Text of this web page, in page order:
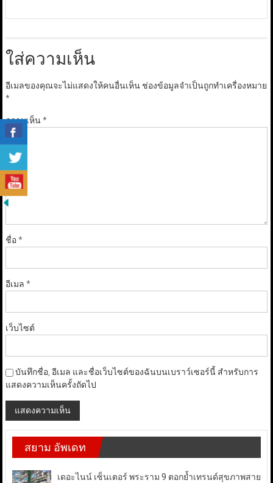
ใส่ความเห็น
อีเมลของคุณจะไม่แสดงให้คนอื่นเห็น ช่องข้อมูลจำเป็นถูกทำเครื่องหมาย
*
ความเห็น*
ชื่อ*
อีเมล *
เว็บไซต์
บันทึกชื่อ, อีเมล และชื่อเว็บไซต์ของฉันบนเบราว์เซอร์นี้ สำหรับการ
แสดงความเห็นครั้งถัดไป
สยาม อัพเดท
เดอะไนน์ เซ็นเตอร์ พระราม 9 ตอกย้ำเทรนด์สุขภาพสาย